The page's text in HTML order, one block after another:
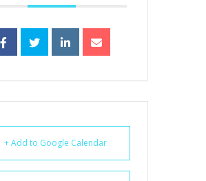
+ Add to Google Calendar